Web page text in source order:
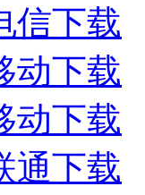
信下载
动下载
动下载
通下载